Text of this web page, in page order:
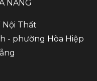
NẴNG
Nội Thất
- phường Hòa Hiệp